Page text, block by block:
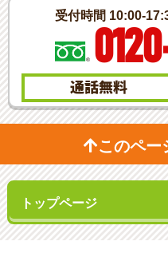
受付時間 10:00-
通話無料
このペー